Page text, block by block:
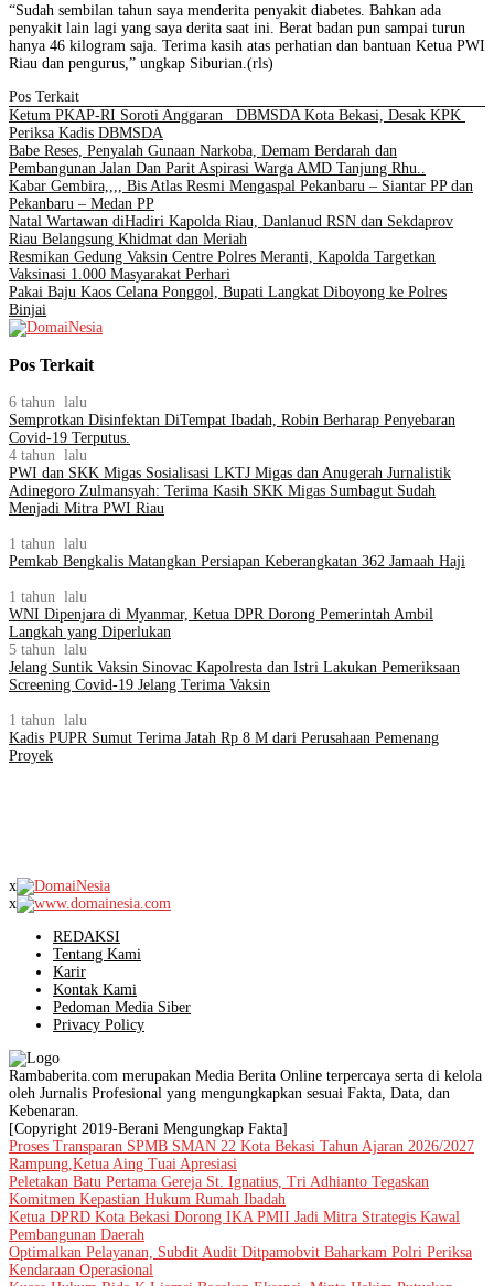
“Sudah sembilan tahun saya menderita penyakit diabetes. Bahkan ada
penyakit lain lagi yang saya derita saat ini. Berat badan pun sampai turun
hanya 46 kilogram saja. Terima kasih atas perhatian dan bantuan Ketua PWI
Riau dan pengurus,” ungkap Siburian.(rls)
Pos Terkait
Ketum PKAP-RI Soroti Anggaran DBMSDA Kota Bekasi, Desak KPK
Periksa Kadis DBMSDA
Babe Reses, Penyalah Gunaan Narkoba, Demam Berdarah dan
Pembangunan Jalan Dan Parit Aspirasi Warga AMD Tanjung Rhu..
Kabar Gembira,,,, Bis Atlas Resmi Mengaspal Pekanbaru – Siantar PP dan
Pekanbaru – Medan PP
Natal Wartawan diHadiri Kapolda Riau, Danlanud RSN dan Sekdaprov
Riau Belangsung Khidmat dan Meriah
Resmikan Gedung Vaksin Centre Polres Meranti, Kapolda Targetkan
Vaksinasi 1.000 Masyarakat Perhari
Pakai Baju Kaos Celana Ponggol, Bupati Langkat Diboyong ke Polres
Binjai
Pos Terkait
6 tahun lalu
Semprotkan Disinfektan DiTempat Ibadah, Robin Berharap Penyebaran
Covid-19 Terputus.
4 tahun lalu
PWI dan SKK Migas Sosialisasi LKTJ Migas dan Anugerah Jurnalistik
Adinegoro Zulmansyah: Terima Kasih SKK Migas Sumbagut Sudah
Menjadi Mitra PWI Riau
1 tahun lalu
Pemkab Bengkalis Matangkan Persiapan Keberangkatan 362 Jamaah Haji
1 tahun lalu
WNI Dipenjara di Myanmar, Ketua DPR Dorong Pemerintah Ambil
Langkah yang Diperlukan
5 tahun lalu
Jelang Suntik Vaksin Sinovac Kapolresta dan Istri Lakukan Pemeriksaan
Screening Covid-19 Jelang Terima Vaksin
1 tahun lalu
Kadis PUPR Sumut Terima Jatah Rp 8 M dari Perusahaan Pemenang
Proyek
x
x
REDAKSI
Tentang Kami
Karir
Kontak Kami
Pedoman Media Siber
Privacy Policy
Rambaberita.com merupakan Media Berita Online terpercaya serta di kelola
oleh Jurnalis Profesional yang mengungkapkan sesuai Fakta, Data, dan
Kebenaran.
[Copyright 2019-Berani Mengungkap Fakta]
Proses Transparan SPMB SMAN 22 Kota Bekasi Tahun Ajaran 2026/2027
Rampung,Ketua Aing Tuai Apresiasi
Peletakan Batu Pertama Gereja St. Ignatius, Tri Adhianto Tegaskan
Komitmen Kepastian Hukum Rumah Ibadah
Ketua DPRD Kota Bekasi Dorong IKA PMII Jadi Mitra Strategis Kawal
Pembangunan Daerah
Optimalkan Pelayanan, Subdit Audit Ditpamobvit Baharkam Polri Periksa
Kendaraan Operasional